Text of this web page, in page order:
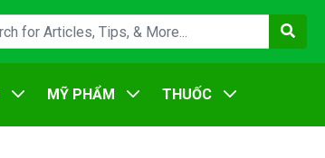
MỸ PHẨM THUỐC